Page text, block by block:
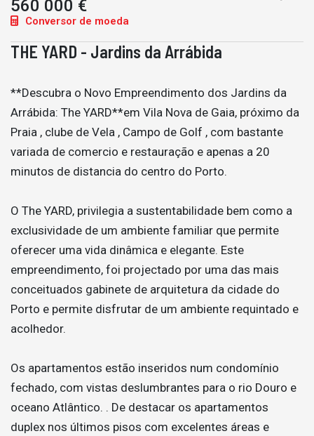
560 000 €
Conversor de moeda
THE YARD - Jardins da Arrábida
**Descubra o Novo Empreendimento dos Jardins da
Arrábida: The YARD**em Vila Nova de Gaia, próximo da
Praia , clube de Vela , Campo de Golf , com bastante
variada de comercio e restauração e apenas a 20
minutos de distancia do centro do Porto.
O The YARD, privilegia a sustentabilidade bem como a
exclusividade de um ambiente familiar que permite
oferecer uma vida dinâmica e elegante. Este
empreendimento, foi projectado por uma das mais
conceituados gabinete de arquitetura da cidade do
Porto e permite disfrutar de um ambiente requintado e
acolhedor.
Os apartamentos estão inseridos num condomínio
fechado, com vistas deslumbrantes para o rio Douro e
oceano Atlântico. . De destacar os apartamentos
duplex nos últimos pisos com excelentes áreas e